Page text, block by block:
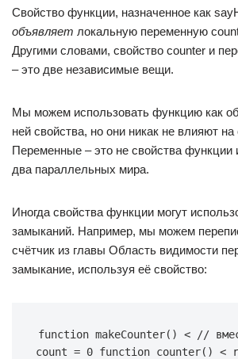
Свойство функции, назначенное как
объявляет локальную переменную
Другими словами, свойство counter и
– это две независимые вещи.
Мы можем использовать функцию как
ней свойства, но они никак не влияют
Переменные – это не свойства функции
два параллельных мира.
Иногда свойства функции могут
замыканий. Например, мы можем
счётчик из главы Область видимости
замыкание, используя её свойство:
function makeCounter() < //
count = 0 function counter() <